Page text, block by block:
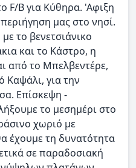
F/B για Κύθηρα. 'Αφιξη
μας στο νησί.
το βενετσιάνικο
και το Κάστρο, η
από το Μπελβεντέρε,
Καψάλι, για την
Επίσκεψη -
το μεσημέρι στο
χωριό με
έχουμε τη δυνατότητα
σε παραδοσιακή